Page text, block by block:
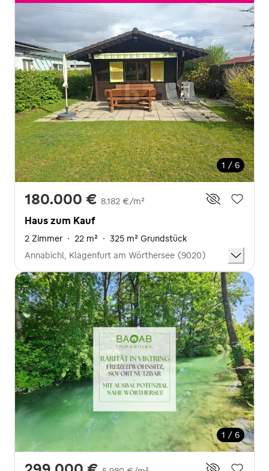
1 / 6
180.000 € 8.182 €/m²
Haus zum Kauf
2 Zimmer · 22 m² · 325 m² Grundstück
Annabichl, Klagenfurt am Wörthersee (9020)
1 / 6